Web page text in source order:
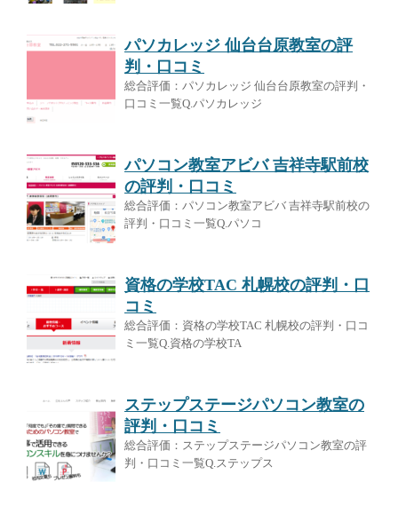
パソカレッジ 仙台台原教室の評
判・口コミ
総合評価：パソカレッジ 仙台台原教室の評判・
口コミ一覧Q.パソカレッジ
パソコン教室アビバ 吉祥寺駅前校
の評判・口コミ
総合評価：パソコン教室アビバ 吉祥寺駅前校の
評判・口コミ一覧Q.パソコ
資格の学校TAC 札幌校の評判・口
コミ
総合評価：資格の学校TAC 札幌校の評判・口コ
ミ一覧Q.資格の学校TA
ステップステージパソコン教室の
評判・口コミ
総合評価：ステップステージパソコン教室の評
判・口コミ一覧Q.ステップス